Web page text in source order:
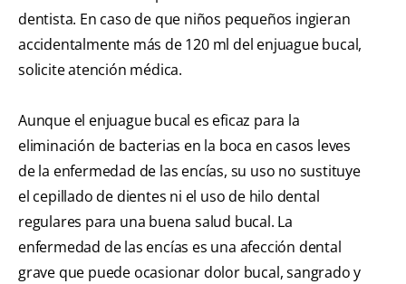
dentista. En caso de que niños pequeños ingieran
accidentalmente más de 120 ml del enjuague bucal,
solicite atención médica.
Aunque el enjuague bucal es eficaz para la
eliminación de bacterias en la boca en casos leves
de la enfermedad de las encías, su uso no sustituye
el cepillado de dientes ni el uso de hilo dental
regulares para una buena salud bucal. La
enfermedad de las encías es una afección dental
grave que puede ocasionar dolor bucal, sangrado y